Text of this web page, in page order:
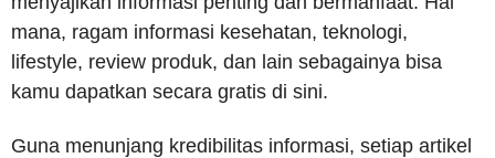
mana, ragam informasi kesehatan, teknologi,
lifestyle, review produk, dan lain sebagainya bisa
kamu dapatkan secara gratis di sini.
Guna menunjang kredibilitas informasi, setiap artikel